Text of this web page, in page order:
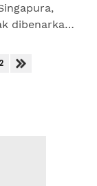
dibenarkan